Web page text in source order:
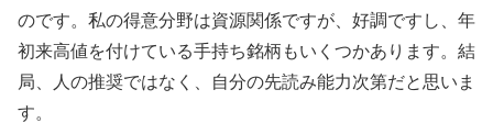
のです。私の得意分野は資源関係ですが、好調ですし、年
初来高値を付けている手持ち銘柄もいくつかあります。結
局、人の推奨ではなく、自分の先読み能力次第だと思いま
す。